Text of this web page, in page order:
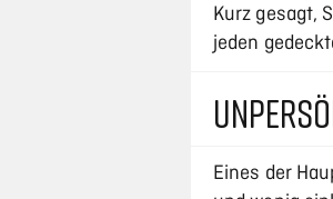
Kurz gesagt,
jeden
Eines der